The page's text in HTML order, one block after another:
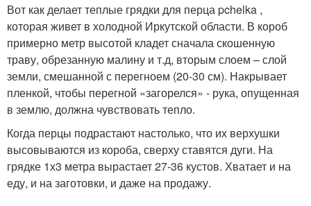
Вот как делает теплые грядки для перца pchelka ,
которая живет в холодной Иркутской области. В короб
примерно метр высотой кладет сначала скошенную
траву, обрезанную малину и т.д, вторым слоем – слой
земли, смешанной с перегноем (20-30 см). Накрывает
пленкой, чтобы перегной «загорелся» - рука, опущенная
в землю, должна чувствовать тепло.
Когда перцы подрастают настолько, что их верхушки
высовываются из короба, сверху ставятся дуги. На
грядке 1х3 метра вырастает 27-36 кустов. Хватает и на
еду, и на заготовки, и даже на продажу.